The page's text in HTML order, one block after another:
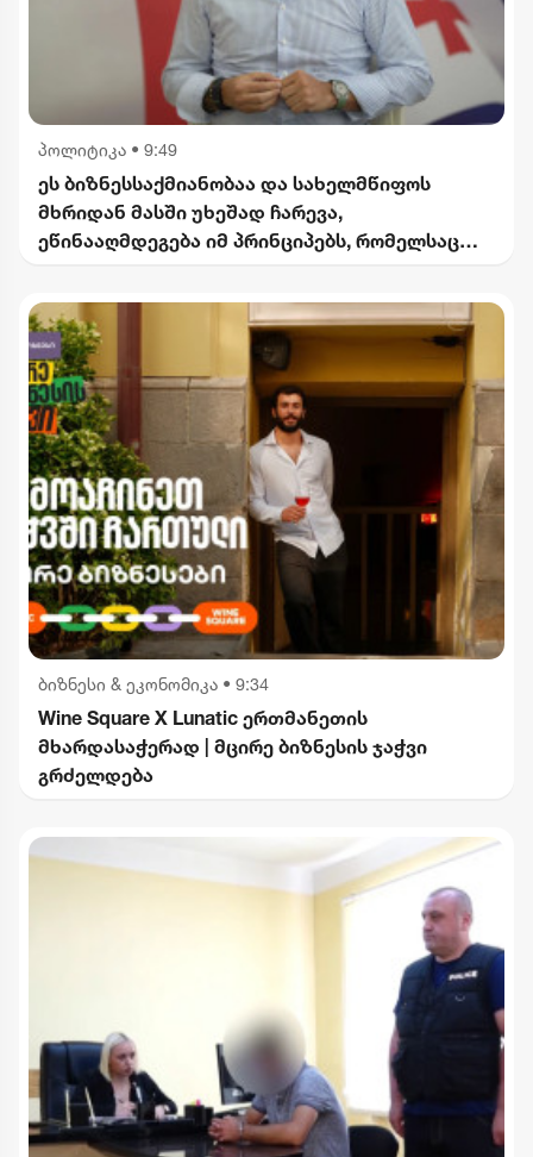
პოლიტიკა • 9:49
ეს ბიზნესსაქმიანობაა და სახელმწიფოს
მხრიდან მასში უხეშად ჩარევა,
ეწინააღმდეგება იმ პრინციპებს, რომელსაც
"ინტერრაოს" დასანქცირებაზე
ბიზნესი & ეკონომიკა • 9:34
Wine Square X Lunatic ერთმანეთის
მხარდასაჭერად | მცირე ბიზნესის ჯაჭვი
გრძელდება